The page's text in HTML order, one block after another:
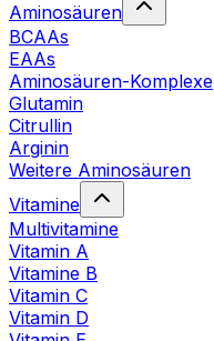
Aminosäuren
BCAAs
EAAs
Aminosäuren-Komplexe
Glutamin
Citrullin
Arginin
Weitere Aminosäuren
Vitamine
Multivitamine
Vitamin A
Vitamine B
Vitamin C
Vitamin D